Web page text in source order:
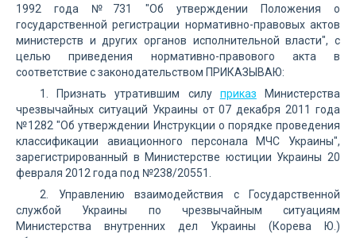
1992 года №731 "Об утверждении Положения о
государственной регистрации нормативно-правовых актов
министерств и других органов исполнительной власти", с
целью приведения нормативно-правового акта в
соответствие с законодательством ПРИКАЗЫВАЮ:
1. Признать утратившим силу приказ Министерства
чрезвычайных ситуаций Украины от 07 декабря 2011 года
№1282 "Об утверждении Инструкции о порядке проведения
классификации авиационного персонала МЧС Украины",
зарегистрированный в Министерстве юстиции Украины 20
февраля 2012 года под №238/20551.
2. Управлению взаимодействия с Государственной
службой Украины по чрезвычайным ситуациям
Министерства внутренних дел Украины (Корева Ю.)